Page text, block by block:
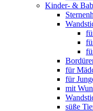
Kinder- &
für
für
mit
süße